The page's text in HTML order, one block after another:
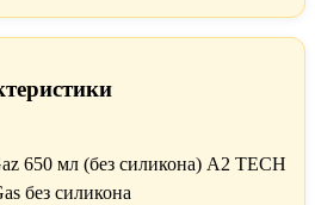
650 мл (без силикона) A2 TECH
без силикона